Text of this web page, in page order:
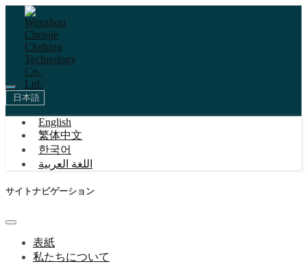
日本語
English
繁体中文
한국어
اللغة العربية
サイトナビゲーション
表紙
私たちについて